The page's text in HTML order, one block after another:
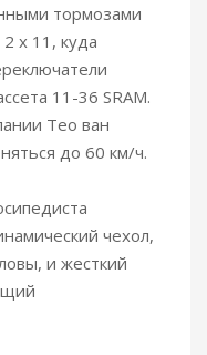
тормозами
х 11, куда
11-36 SRAM.
Тео ван
до 60 км/ч.
чехол,
и жесткий